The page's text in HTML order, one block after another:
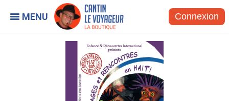
Connexion